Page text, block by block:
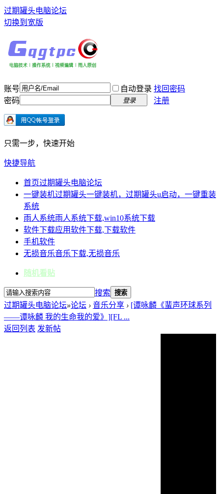
过期罐头电脑论坛
切换到宽版
账号 自动登录 找回密码
密码
登录 注册
只需一步，快速开始
快捷导航
首页过期罐头电脑论坛
一键装机过期罐头一键装机，过期罐头u启动，一键重装
系统
雨人系统雨人系统下载,win10系统下载
软件下载应用软件下载,下载软件
手机软件
无损音乐音乐下载,无损音乐
随机看贴
搜索 搜索
过期罐头电脑论坛»论坛 › 音乐分享 › [谭咏麟《蜚声环球系列
——谭咏麟 我的生命我的爱》][FL ...
返回列表 发新帖